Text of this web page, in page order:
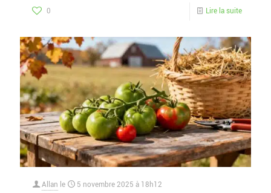
0 Lire la suite
Allan le 5 novembre 2025 à 18h12